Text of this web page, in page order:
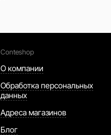
Conteshop
О компании
Обработка персональных
данных
Адреса магазинов
Блог